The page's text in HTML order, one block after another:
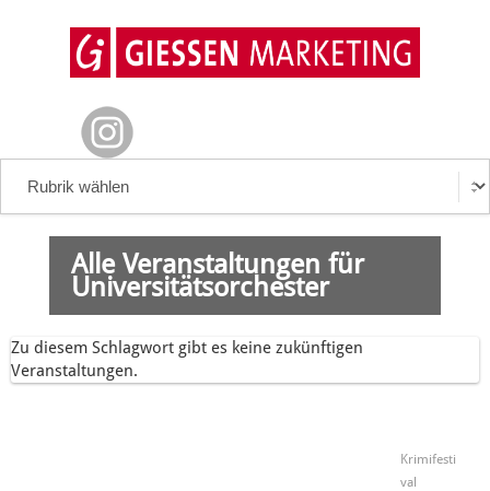
Alle Veranstaltungen für
Universitätsorchester
Zu diesem Schlagwort gibt es keine zukünftigen
Veranstaltungen.
Krimifesti
val